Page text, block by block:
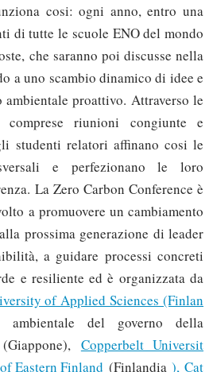
cosi: ogni anno, entro una
di tutte le scuole ENO del mondo
che saranno poi discusse nella
a uno scambio dinamico di idee e
ambientale proattivo. Attraverso le
riunioni congiunte e
studenti relatori affinano cosi le
e perfezionano le loro
La Zero Carbon Conference è
a promuovere un cambiamento
prossima generazione di leader
a guidare processi concreti
e resiliente ed è organizzata da
of Applied Sciences (Finlan
del governo della
Copperbelt Universit
Eastern Finland (Finlandia ), Cat